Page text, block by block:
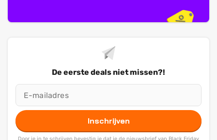
De eerste deals niet missen?!
Inschrijven